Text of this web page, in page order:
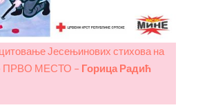
Јесењинових стихова на
– ПРВО МЕСТО – Горица Радић